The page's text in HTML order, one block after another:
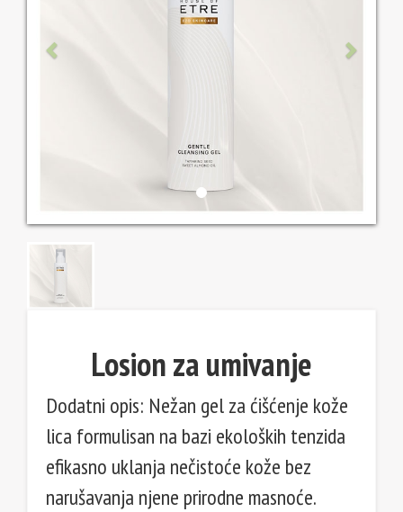
Losion za umivanje
Dodatni opis: Nežan gel za ćišćenje kože
lica formulisan na bazi ekoloških tenzida
efikasno uklanja nečistoće kože bez
narušavanja njene prirodne masnoće.